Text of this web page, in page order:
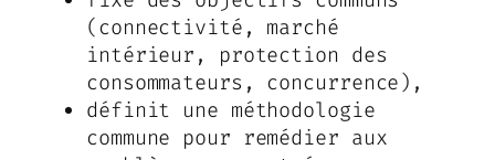
(connectivité, marché
intérieur, protection des
consommateurs, concurrence),
définit une méthodologie
commune pour remédier aux